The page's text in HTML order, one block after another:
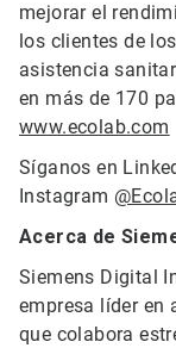
mejorar el
los clientes de
asistencia
en más de 170
www.ecolab.com
Síganos en
Instagram
Acerca de
Siemens Digital
empresa líder en
que colabora